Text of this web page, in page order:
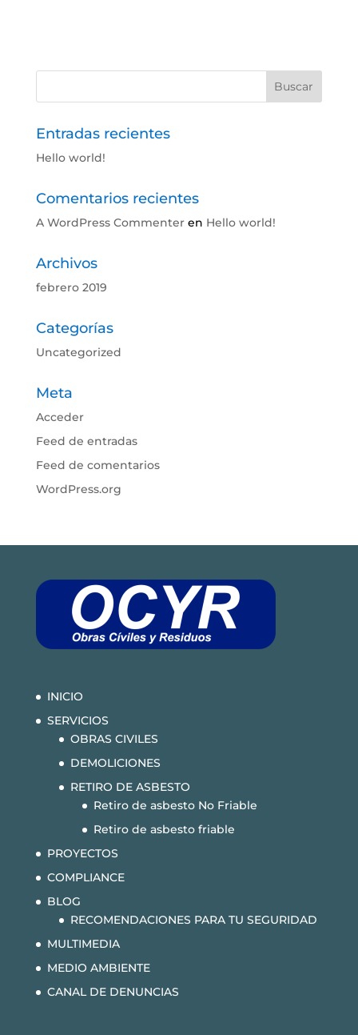
Entradas recientes
Hello world!
Comentarios recientes
A WordPress Commenteren Hello world!
Archivos
febrero 2019
Categorías
Uncategorized
Meta
Acceder
Feed de entradas
Feed de comentarios
WordPress.org
INICIO
SERVICIOS
OBRAS CIVILES
DEMOLICIONES
RETIRO DE ASBESTO
Retiro de asbesto No Friable
Retiro de asbesto friable
PROYECTOS
COMPLIANCE
BLOG
RECOMENDACIONES PARA TU SEGURIDAD
MULTIMEDIA
MEDIO AMBIENTE
CANAL DE DENUNCIAS